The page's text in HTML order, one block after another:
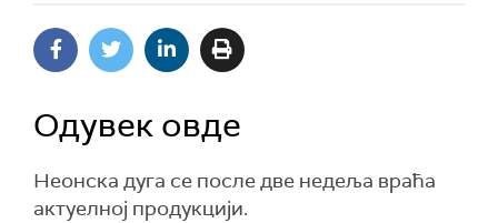
Одувек овде
Неонска дуга се после две недеља враћа
актуелној продукцији.